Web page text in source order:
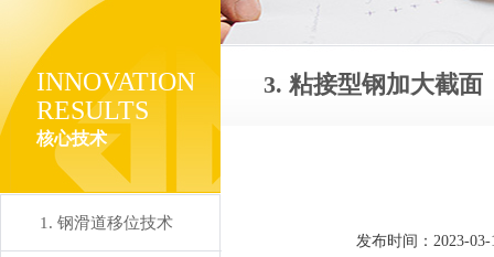
INNOVATION
RESULTS
核心技术
1. 钢滑道移位技术
3. 粘接型钢加大截面
发布时间：2023-03-